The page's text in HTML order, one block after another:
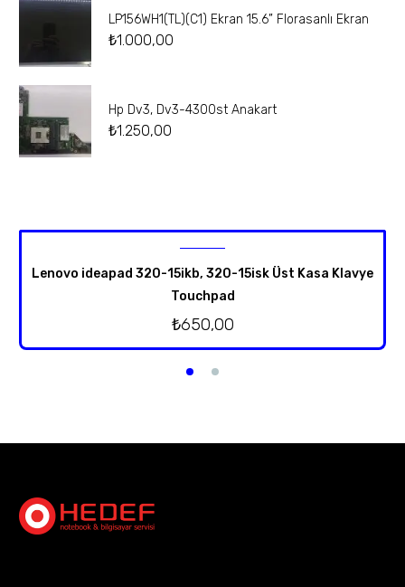
LP156WH1(TL)(C1) Ekran 15.6” Florasanlı Ekran
₺1.000,00
Hp Dv3, Dv3-4300st Anakart
₺1.250,00
Lenovo ideapad 320-15ikb, 320-15isk Üst Kasa Klavye
Touchpad
₺650,00